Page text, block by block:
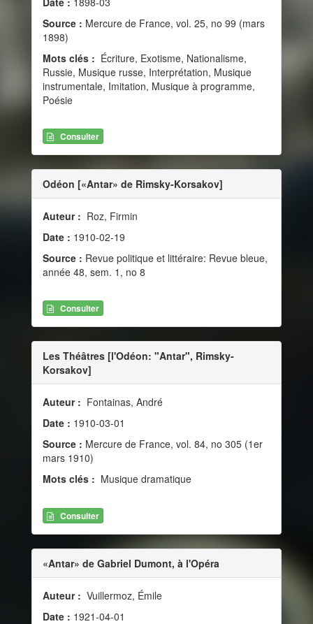
Source : Mercure de France, vol. 25, no 99 (mars
1898)
Mots clés : Écriture, Exotisme, Nationalisme,
Russie, Musique russe, Interprétation, Musique
instrumentale, Imitation, Musique à programme,
Poésie
Consulter
Odéon [«Antar» de Rimsky-Korsakov]
Auteur : Roz, Firmin
Date : 1910-02-19
Source : Revue politique et littéraire: Revue bleue,
année 48, sem. 1, no 8
Consulter
Les Théâtres [l'Odéon: "Antar", Rimsky-
Korsakov]
Auteur : Fontainas, André
Date : 1910-03-01
Source : Mercure de France, vol. 84, no 305 (1er
mars 1910)
Mots clés : Musique dramatique
Consulter
«Antar» de Gabriel Dumont, à l'Opéra
Auteur : Vuillermoz, Émile
Date : 1921-04-01